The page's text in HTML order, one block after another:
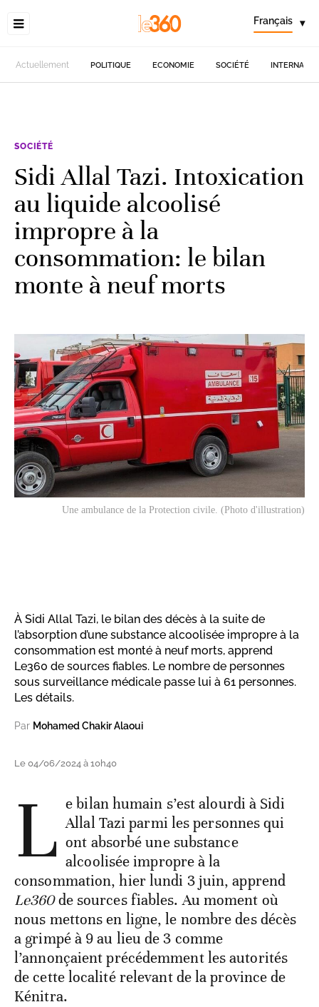
Français ▾
Actuellement POLITIQUE ECONOMIE SOCIÉTÉ
SOCIÉTÉ
Sidi Allal Tazi. Intoxication
au liquide alcoolisé
impropre à la
consommation: le bilan
monte à neuf morts
Une ambulance de la Protection civile. (Photo d'illustration)
À Sidi Allal Tazi, le bilan des décès à la suite de
l’absorption d’une substance alcoolisée impropre à la
consommation est monté à neuf morts, apprend
Le360 de sources fiables. Le nombre de personnes
sous surveillance médicale passe lui à 61 personnes.
Les détails.
Par Mohamed Chakir Alaoui
Le 04/06/2024 à 10h40
L e bilan humain s’est alourdi à Sidi
Allal Tazi parmi les personnes qui
ont absorbé une substance
alcoolisée impropre à la
consommation, hier lundi 3 juin, apprend
Le360de sources fiables. Au moment où
nous mettons en ligne, le nombre des décès
a grimpé à 9 au lieu de 3 comme
l’annonçaient précédemment les autorités
de cette localité relevant de la province de
Kénitra.